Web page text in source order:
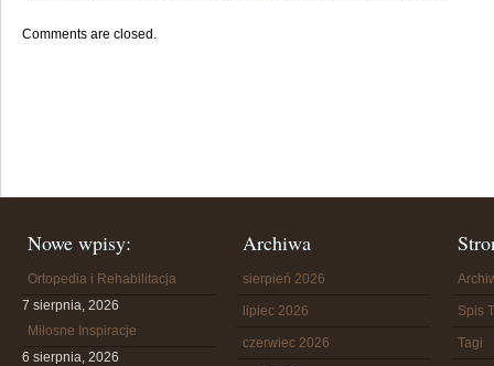
Comments are closed.
Nowe wpisy:
Ortopedia i Rehabilitacja
7 sierpnia, 2026
Miłosne Inspiracje
6 sierpnia, 2026
Archiwa
sierpień 2026
lipiec 2026
czerwiec 2026
Spis
Tagi